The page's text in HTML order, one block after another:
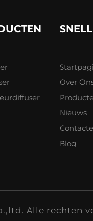
Over
Nieuws
Blog
Alle rechten